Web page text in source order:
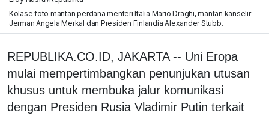
Kolase foto mantan perdana menteri Italia Mario Draghi, mantan kanselir
Jerman Angela Merkal dan Presiden Finlandia Alexander Stubb.
REPUBLIKA.CO.ID, JAKARTA -- Uni Eropa
mulai mempertimbangkan penunjukan utusan
khusus untuk membuka jalur komunikasi
dengan Presiden Rusia Vladimir Putin terkait